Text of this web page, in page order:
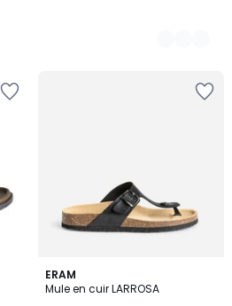
ERAM
Mule en cuir LARROSA
1
/
2
Couleurs